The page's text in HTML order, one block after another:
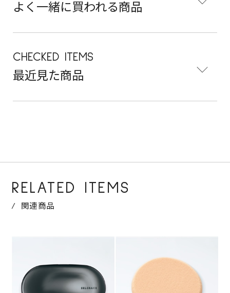
よく一緒に買われる商品
CHECKED ITEMS
最近見た商品
RELATED ITEMS
関連商品